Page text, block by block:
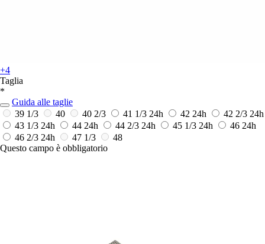
+4
Taglia
*
Guida alle taglie
39 1/3
40 40 2/3 41 1/3 24h 42 24h 42 2/3 24h
43 1/3 24h 44 24h 44 2/3 24h 45 1/3 24h 46 24h
46 2/3 24h 47 1/3
48
Questo campo è obbligatorio